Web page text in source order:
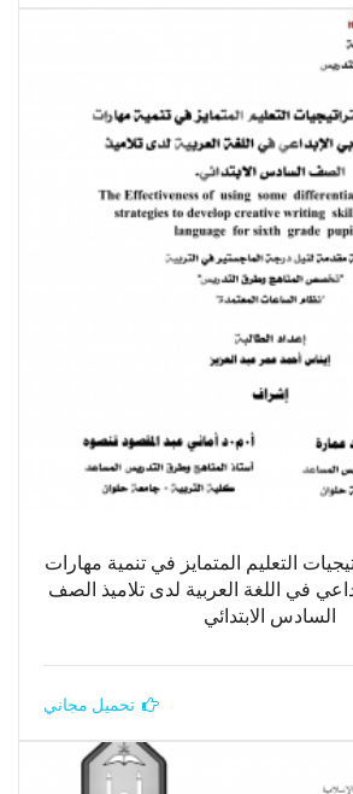
التعليم المتمايز في تنمية مهارات
في اللغة العربية لدى تلاميذ الصف
السادس الابتدائي
تحميل مجاني